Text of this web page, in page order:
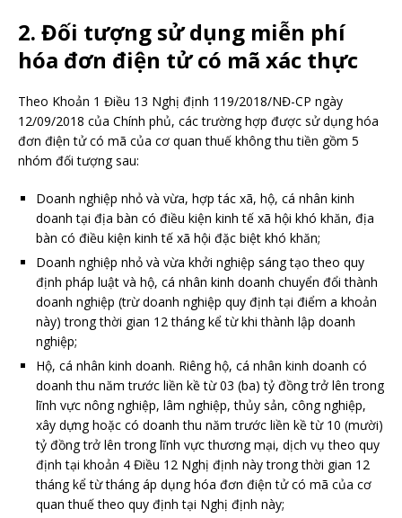
2. Đối tượng sử dụng miễn phí
hóa đơn điện tử có mã xác thực
Theo Khoản 1 Điều 13 Nghị định 119/2018/NĐ-CP ngày
12/09/2018 của Chính phủ, các trường hợp được sử dụng hóa
đơn điện tử có mã của cơ quan thuế không thu tiền gồm 5
nhóm đối tượng sau:
Doanh nghiệp nhỏ và vừa, hợp tác xã, hộ, cá nhân kinh
doanh tại địa bàn có điều kiện kinh tế xã hội khó khăn, địa
bàn có điều kiện kinh tế xã hội đặc biệt khó khăn;
Doanh nghiệp nhỏ và vừa khởi nghiệp sáng tạo theo quy
định pháp luật và hộ, cá nhân kinh doanh chuyển đổi thành
doanh nghiệp (trừ doanh nghiệp quy định tại điểm a khoản
này) trong thời gian 12 tháng kể từ khi thành lập doanh
nghiệp;
Hộ, cá nhân kinh doanh. Riêng hộ, cá nhân kinh doanh có
doanh thu năm trước liền kề từ 03 (ba) tỷ đồng trở lên trong
lĩnh vực nông nghiệp, lâm nghiệp, thủy sản, công nghiệp,
xây dựng hoặc có doanh thu năm trước liền kề từ 10 (mười)
tỷ đồng trở lên trong lĩnh vực thương mại, dịch vụ theo quy
định tại khoản 4 Điều 12 Nghị định này trong thời gian 12
tháng kể từ tháng áp dụng hóa đơn điện tử có mã của cơ
quan thuế theo quy định tại Nghị định này;